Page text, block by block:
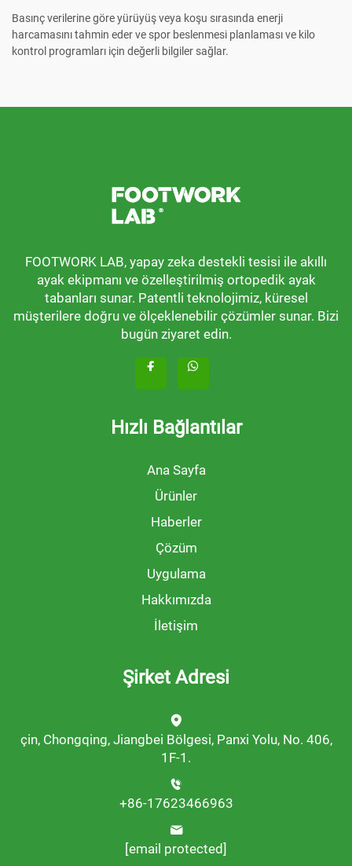
Basınç verilerine göre yürüyüş veya koşu sırasında enerji
harcamasını tahmin eder ve spor beslenmesi planlaması ve kilo
kontrol programları için değerli bilgiler sağlar.
FOOTWORK LAB, yapay zeka destekli tesisi ile akıllı
ayak ekipmanı ve özelleştirilmiş ortopedik ayak
tabanları sunar. Patentli teknolojimiz, küresel
müşterilere doğru ve ölçeklenebilir çözümler sunar. Bizi
bugün ziyaret edin.
Hızlı Bağlantılar
Ana Sayfa
Ürünler
Haberler
Çözüm
Uygulama
Hakkımızda
İletişim
Şirket Adresi
çin, Chongqing, Jiangbei Bölgesi, Panxi Yolu, No. 406,
1F-1.
+86-17623466963
[email protected]